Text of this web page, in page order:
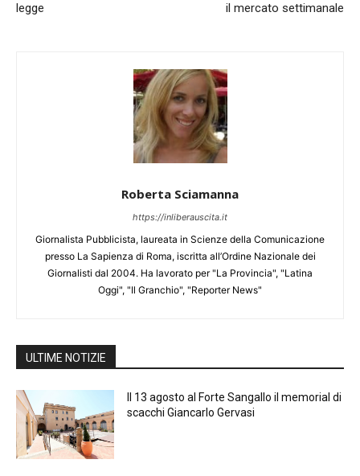
legge
il mercato settimanale
Roberta Sciamanna
https://inliberauscita.it
Giornalista Pubblicista, laureata in Scienze della Comunicazione
presso La Sapienza di Roma, iscritta all’Ordine Nazionale dei
Giornalisti dal 2004. Ha lavorato per "La Provincia", "Latina
Oggi", "Il Granchio", "Reporter News"
ULTIME NOTIZIE
Il 13 agosto al Forte Sangallo il memorial di
scacchi Giancarlo Gervasi